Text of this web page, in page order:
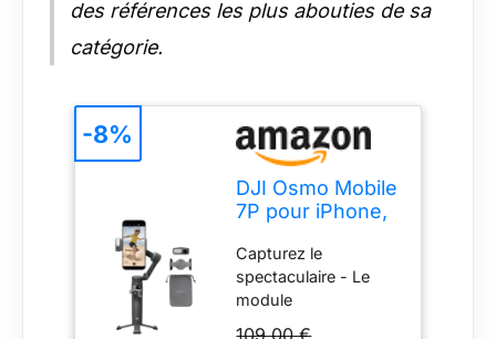
des références les plus abouties de sa
catégorie.
DJI Osmo Mobile
7P pour iPhone,
Nacelle, Android,
Suivi natif,
Éclairage,
Nacelle pour
Capturez le
spectaculaire - Le
module
-8%